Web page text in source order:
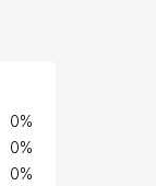
0%
0%
0%